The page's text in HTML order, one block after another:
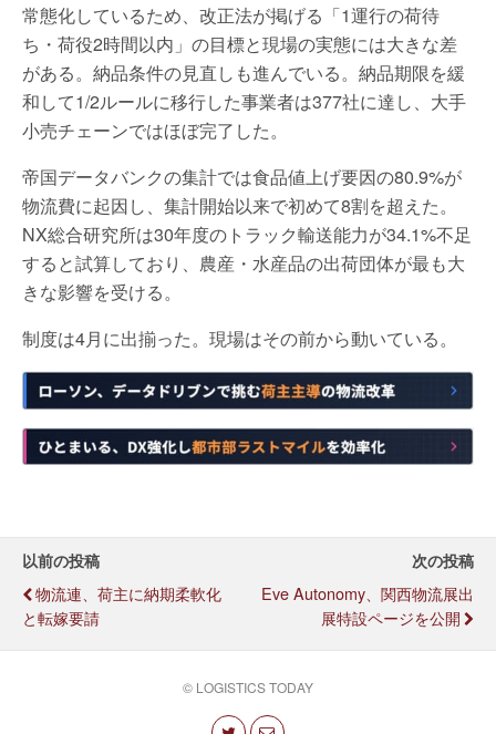
常態化しているため、改正法が掲げる「1運行の荷待
ち・荷役2時間以内」の目標と現場の実態には大きな差
がある。納品条件の見直しも進んでいる。納品期限を緩
和して1/2ルールに移行した事業者は377社に達し、大手
小売チェーンではほぼ完了した。
帝国データバンクの集計では食品値上げ要因の80.9%が
物流費に起因し、集計開始以来で初めて8割を超えた。
NX総合研究所は30年度のトラック輸送能力が34.1%不足
すると試算しており、農産・水産品の出荷団体が最も大
きな影響を受ける。
制度は4月に出揃った。現場はその前から動いている。
以前の投稿
物流連、荷主に納期柔軟化
と転嫁要請
次の投稿
Eve Autonomy、関西物流展出
展特設ページを公開
© LOGISTICS TODAY